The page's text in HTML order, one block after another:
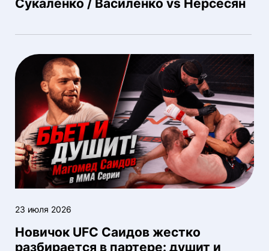
Сукаленко / Василенко vs Нерсесян
23 июля 2026
Новичок UFC Саидов жестко
разбирается в партере: душит и